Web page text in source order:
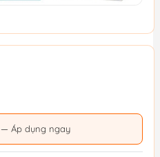
— Áp dụng ngay